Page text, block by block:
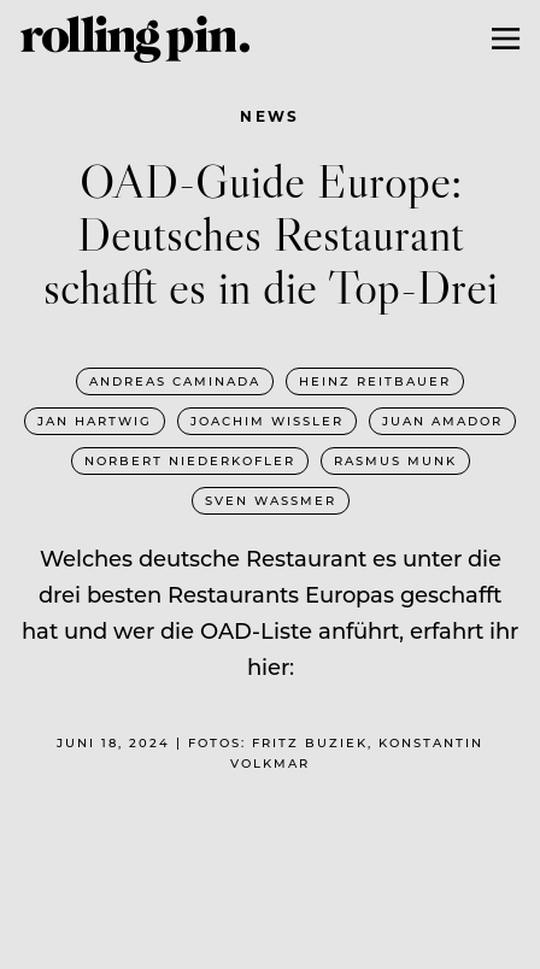
NEWS
OAD-Guide Europe:
Deutsches Restaurant
schafft es in die Top-Drei
ANDREAS CAMINADA HEINZ REITBAUER
JAN HARTWIG JOACHIM WISSLER JUAN AMADOR
NORBERT NIEDERKOFLER RASMUS MUNK
SVEN WASSMER
Welches deutsche Restaurant es unter die
drei besten Restaurants Europas geschafft
hat und wer die OAD-Liste anführt, erfahrt ihr
hier:
JUNI 18, 2024 | FOTOS: FRITZ BUZIEK, KONSTANTIN
VOLKMAR